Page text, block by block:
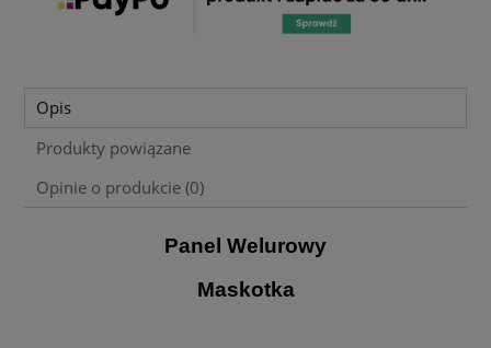
Opis
Produkty powiązane
Opinie o produkcie (0)
Panel Welurowy
Maskotka